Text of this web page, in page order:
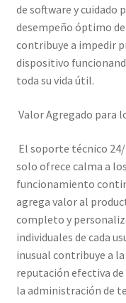
de software y cuidado
desempeño óptimo
contribuye a impedir
dispositivo
toda su vida útil.
Valor Agregado para
El soporte técnico 24/
solo ofrece calma a
funcionamiento
agrega valor al
completo y
individuales de cada
inusual contribuye a
reputación efectiva
la administración de